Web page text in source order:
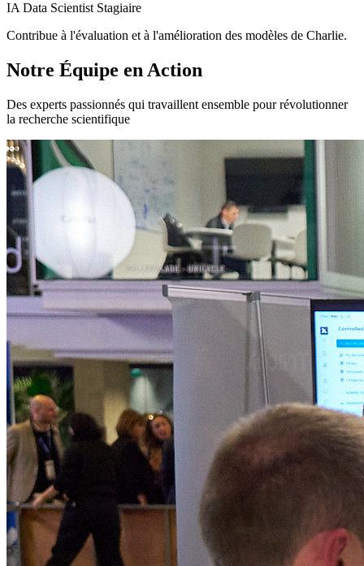
IA Data Scientist Stagiaire
Contribue à l'évaluation et à l'amélioration des modèles de Charlie.
Notre Équipe en Action
Des experts passionnés qui travaillent ensemble pour révolutionner
la recherche scientifique